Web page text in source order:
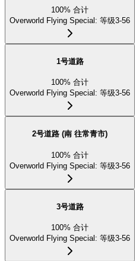
100% 合计
Overworld Flying Special : 等级3-56
1号道路
100% 合计
Overworld Flying Special : 等级3-56
2号道路 (南 往常青市)
100% 合计
Overworld Flying Special : 等级3-56
3号道路
100% 合计
Overworld Flying Special : 等级3-56